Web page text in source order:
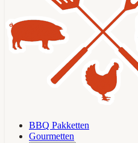
BBQ Pakketten
Gourmetten